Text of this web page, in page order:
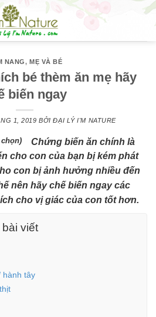
NANG,MẸ VÀ BÉ
bé thèm ăn mẹ hãy
biến ngay
1, 2019 BỞIĐẠI LÝ I'M NATURE
Chứng biến ăn chính là
cho con của bạn bị kém phát
con bị ảnh hưởng nhiều đến
nên hãy chế biến ngay các
cho vị giác của con tốt hơn.
viết
hành tây